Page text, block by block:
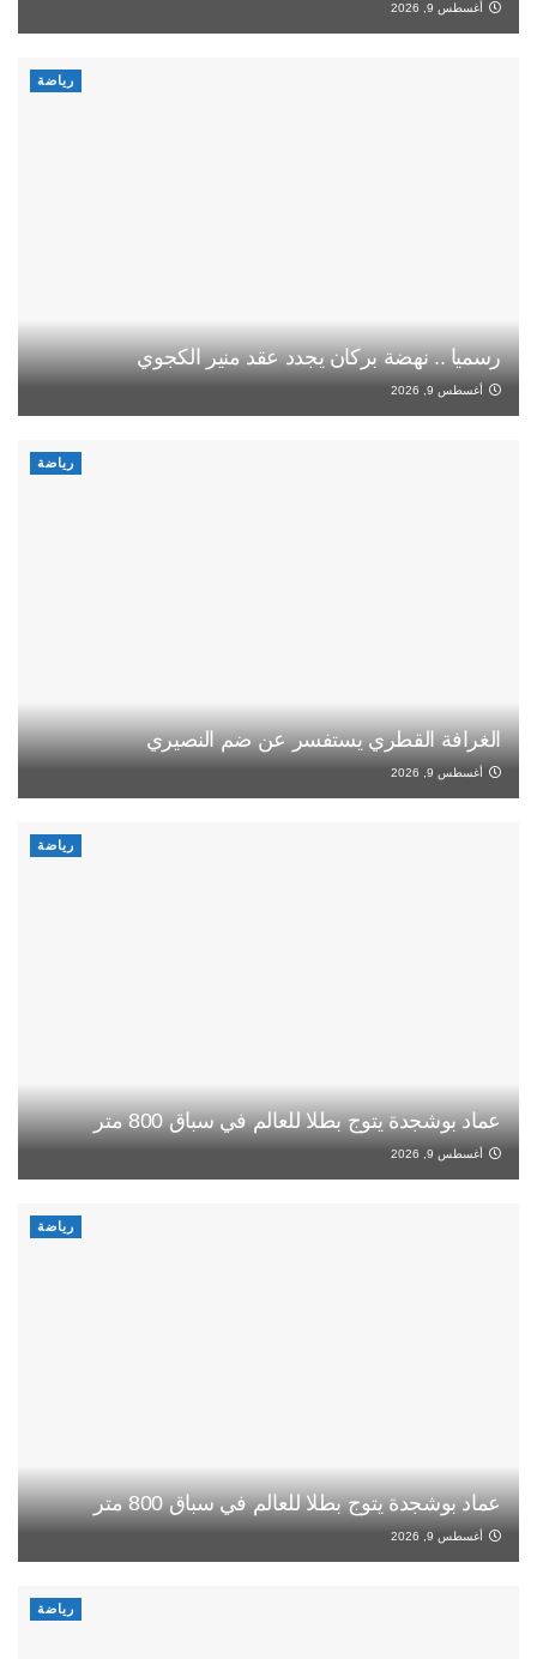
أغسطس 9, 2026
رياضة
رسميا .. نهضة بركان يجدد عقد منير الكجوي
أغسطس 9, 2026
رياضة
الغرافة القطري يستفسر عن ضم النصيري
أغسطس 9, 2026
رياضة
عماد بوشجدة يتوج بطلا للعالم في سباق 800 متر
أغسطس 9, 2026
رياضة
عماد بوشجدة يتوج بطلا للعالم في سباق 800 متر
أغسطس 9, 2026
رياضة